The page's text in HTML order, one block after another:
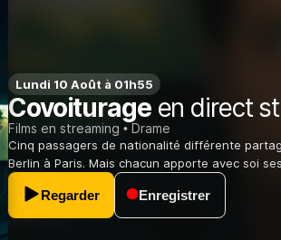
Lundi 10 Août à 01h55
Covoiturageen direct
Films en streaming Drame
Cinq passagers de nationalité différente
Berlin à Paris. Mais chacun apporte avec soi
Regarder Enregistrer